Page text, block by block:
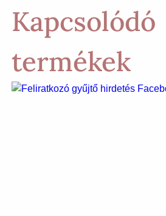
Kapcsolódó
termékek